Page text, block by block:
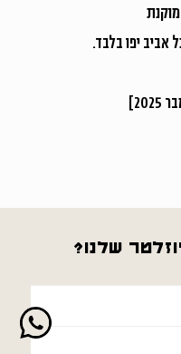
יפו בלבד.
שלנו?